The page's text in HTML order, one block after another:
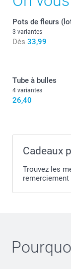
différentes
Cliquez ici
nutritionnelles
etbracelet de
. Ne convient
Pots de fleurs
3 variantes
Dès 33,99
Tube à bulles
4 variantes
26,40
Cadeaux
Trouvez les